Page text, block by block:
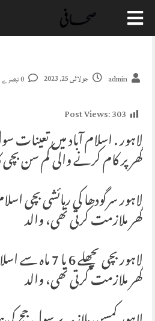
Skip
admin جولائی 25, 2023
Post Views:303
لاہور . اسلام آباد میں
گھر پر کام کرنے والی کم سن بچی
لاہور سرگودھا کی رہائشی بچی
گھر ملازمت کرتی تھی، والد
لاہور بچی
گھر ملازمت کرتی تھی، والد